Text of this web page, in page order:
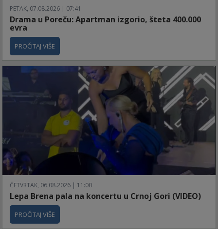
PETAK, 07.08.2026 | 07:41
Drama u Poreču: Apartman izgorio, šteta 400.000
evra
PROČITAJ VIŠE
ČETVRTAK, 06.08.2026 | 11:00
Lepa Brena pala na koncertu u Crnoj Gori (VIDEO)
PROČITAJ VIŠE